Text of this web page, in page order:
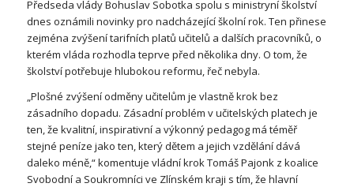
Předseda vlády Bohuslav Sobotka spolu s ministryní školství
dnes oznámili novinky pro nadcházející školní rok. Ten přinese
zejména zvýšení tarifních platů učitelů a dalších pracovníků, o
kterém vláda rozhodla teprve před několika dny. O tom, že
školství potřebuje hlubokou reformu, řeč nebyla.
„Plošné zvýšení odměny učitelům je vlastně krok bez
zásadního dopadu. Zásadní problém v učitelských platech je
ten, že kvalitní, inspirativní a výkonný pedagog má téměř
stejné peníze jako ten, který dětem a jejich vzdělání dává
daleko méně,“ komentuje vládní krok Tomáš Pajonk z koalice
Svobodní a Soukromníci ve Zlínském kraji s tím, že hlavní